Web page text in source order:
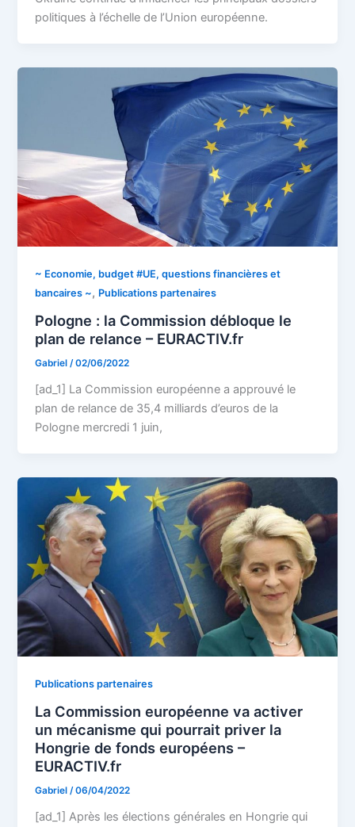
politiques à l’échelle de l’Union européenne.
~ Economie, budget #UE, questions financières et
bancaires ~, Publications partenaires
Pologne : la Commission débloque le
plan de relance – EURACTIV.fr
Gabriel /02/06/2022
[ad_1] La Commission européenne a approuvé le
plan de relance de 35,4 milliards d’euros de la
Pologne mercredi 1 juin,
Publications partenaires
La Commission européenne va activer
un mécanisme qui pourrait priver la
Hongrie de fonds européens –
EURACTIV.fr
Gabriel/06/04/2022
[ad_1] Après les élections générales en Hongrie qui